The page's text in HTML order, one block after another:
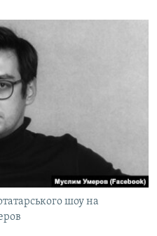
шоу на